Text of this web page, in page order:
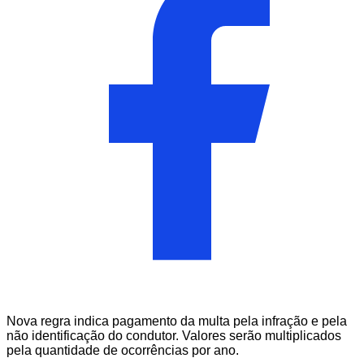
Nova regra indica pagamento da multa pela infração e pela
não identificação do condutor. Valores serão multiplicados
pela quantidade de ocorrências por ano.